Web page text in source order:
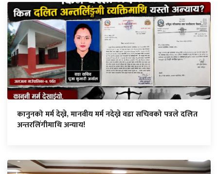
कानुनको मर्म देख्ने, मानवीय मर्म नदेख्ने वडा सचिवको पत्रले दलित
अन्तरलिंगीमाथि अन्याय!